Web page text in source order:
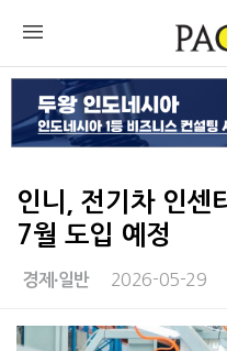
인니, 전기차 인센
7월 도입 예정
경제∙일반 2026-05-29
본문